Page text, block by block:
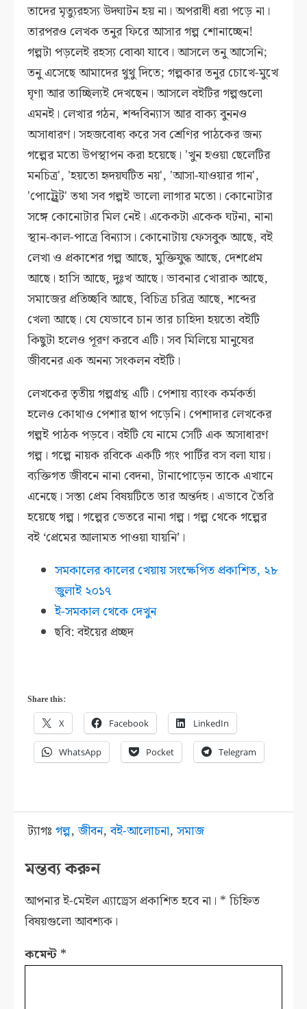
তাদের মৃত্যুরহস্য উদ্ঘাটন হয় না। অপরাধী ধরা পড়ে না।
তারপরও লেখক তনুর ফিরে আসার গল্প শোনাচ্ছেন!
গল্পটা পড়লেই রহস্য বোঝা যাবে। আসলে তনু আসেনি;
তনু এসেছে আমাদের থুথু দিতে; গল্পকার তনুর চোখে-মুখে
ঘৃণা আর তাচ্ছিল্যই দেখছেন। আসলে বইটির গল্পগুলো
এমনই। লেখার গঠন, শব্দবিন্যাস আর বাক্য বুননও
অসাধারণ। সহজবোধ্য করে সব শ্রেণির পাঠকের জন্য
গল্পের মতো উপস্থাপন করা হয়েছে। 'খুন হওয়া ছেলেটির
মনচিত্র', 'হয়তো হৃদয়ঘটিত নয়', 'আসা-যাওয়ার গান',
'পোট্র্রেট' তথা সব গল্পই ভালো লাগার মতো। কোনোটার
সঙ্গে কোনোটার মিল নেই। একেকটা একেক ঘটনা, নানা
স্থান-কাল-পাত্রে বিন্যাস। কোনোটায় ফেসবুক আছে, বই
লেখা ও প্রকাশের গল্প আছে, মুক্তিযুদ্ধ আছে, দেশপ্রেম
আছে। হাসি আছে, দুঃখ আছে। ভাবনার খোরাক আছে,
সমাজের প্রতিচ্ছবি আছে, বিচিত্র চরিত্র আছে, শব্দের
খেলা আছে। যে যেভাবে চান তার চাহিদা হয়তো বইটি
কিছুটা হলেও পূরণ করবে এটি। সব মিলিয়ে মানুষের
জীবনের এক অনন্য সংকলন বইটি।
লেখকের তৃতীয় গল্পগ্রন্থ এটি। পেশায় ব্যাংক কর্মকর্তা
হলেও কোথাও পেশার ছাপ পড়েনি। পেশাদার লেখকের
গল্পই পাঠক পড়বে। বইটি যে নামে সেটি এক অসাধারণ
গল্প। গল্পে নায়ক রবিকে একটি গ্যং পার্টির বস বলা যায়।
ব্যক্তিগত জীবনে নানা বেদনা, টানাপোড়েন তাকে এখানে
এনেছে। সস্তা প্রেম বিষয়টিতে তার অন্তর্দহ। এভাবে তৈরি
হয়েছে গল্প। গল্পের ভেতরে নানা গল্প। গল্প থেকে গল্পের
বই ‘প্রেমের আলামত পাওয়া যায়নি’।
সমকালের কালের খেয়ায় সংক্ষেপিত প্রকাশিত, ২৮
জুলাই ২০১৭
ই-সমকাল থেকে দেখুন
ছবি: বইয়ের প্রচ্ছদ
Share this:
X Facebook LinkedIn
WhatsApp Pocket Telegram
ট্যাগঃগল্প,জীবন,বই-আলোচনা,সমাজ
মন্তব্য করুন
আপনার ই-মেইল এ্যাড্রেস প্রকাশিত হবে না। * চিহ্নিত
বিষয়গুলো আবশ্যক।
কমেন্ট *